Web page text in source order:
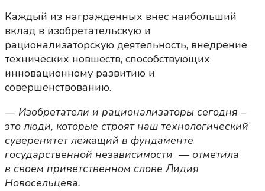
Каждый из награжденных внес наибольший
вклад в изобретательскую и
рационализаторскую деятельность, внедрение
технических новшеств, способствующих
инновационному развитию и
совершенствованию.⠀
— Изобретатели и рационализаторы сегодня –
это люди, которые строят наш технологический
суверенитет лежащий в фундаменте
государственной независимости — отметила
в своем приветственном слове Лидия
Новосельцева.